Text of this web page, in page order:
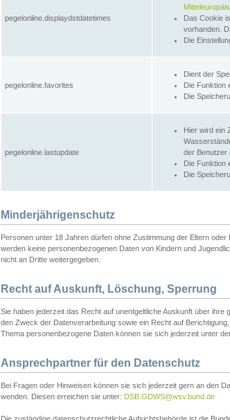
pegelonline.displaydstdatetimes
Das Cookie
vorhanden.
Die
pegelonline.favorites
Dient der
Die Funktion
Die
pegelonline.lastupdate
Hier wird ein
der Benutzer
Die Funktion
Die
Minderjährigenschutz
Personen unter 18 Jahren dürfen ohne Zustimmung der Eltern
werden keine personenbezogenen Daten von Kindern und
nicht an Dritte weitergegeben.
Recht auf Auskunft, Löschung, Sperrung
Sie haben jederzeit das Recht auf unentgeltliche Auskunft über
den Zweck der Datenverarbeitung sowie ein Recht auf
Thema personenbezogene Daten können sie sich jederzeit unter
Ansprechpartner für den Datenschutz
Bei Fragen oder Hinweisen können sie sich jederzeit gern an den
wenden. Diesen erreichen sie unter: DSB.GDWS@wsv.bund.de